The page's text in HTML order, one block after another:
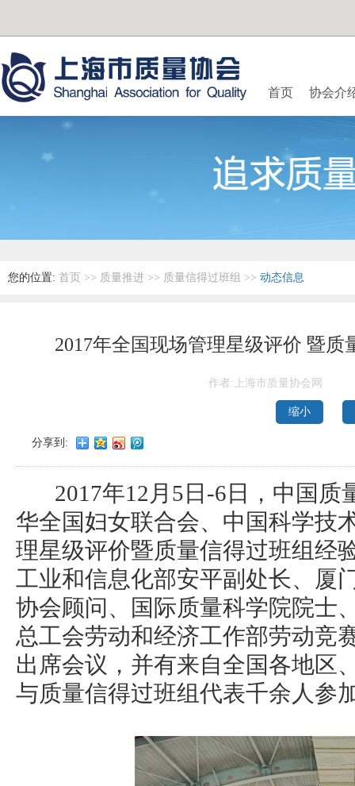
首页 协会介
您的位置: 首页 >> 质量推进 >> 质量信得过班组 >> 动态信息
2017年全国现场管理星级评价 暨
作者:上海市质量协会网
缩小
分享到:
2017年12月5日-6日，中国质
华全国妇女联合会、中国科学技
理星级评价暨质量信得过班组经
工业和信息化部安平副处长、厦
协会顾问、国际质量科学院院士
总工会劳动和经济工作部劳动竞
出席会议，并有来自全国各地区
与质量信得过班组代表千余人参